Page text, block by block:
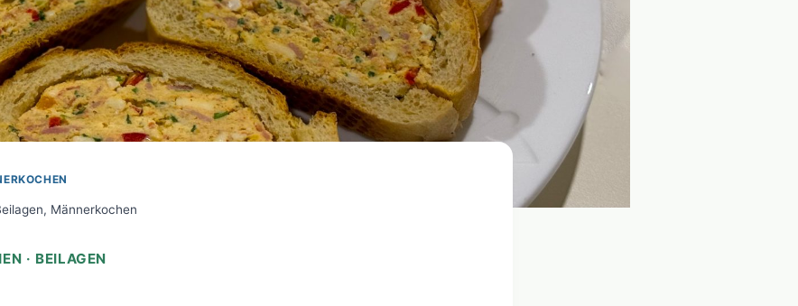
, Männerkochen
· BEILAGEN